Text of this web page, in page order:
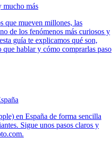
mucho más
que mueven millones, las
de los fenómenos más curiosos y
guía te explicamos qué son,
hablar y cómo comprarlas paso
en España de forma sencilla
Sigue unos pasos claros y